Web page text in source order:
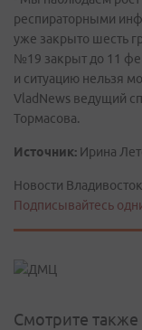
респираторными
уже закрыто шесть
№19 закрыт до 11
и ситуацию нельзя
VladNews ведущий
Тормасова.
Источник: Ирина
Новости
Подписывайтесь
Смотрите также